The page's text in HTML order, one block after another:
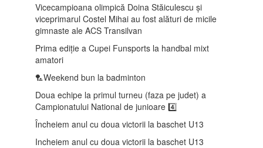
Vicecampioana olimpică Doina Stăiculescu și
viceprimarul Costel Mihai au fost alături de micile
gimnaste ale ACS Transilvan
Prima ediție a Cupei Funsports la handbal mixt
amatori
🏸Weekend bun la badminton
Doua echipe la primul turneu (faza pe judet) a
Campionatului National de junioare 4️⃣
Încheiem anul cu doua victorii la baschet U13
Incheiem anul cu doua victorii la baschet U13